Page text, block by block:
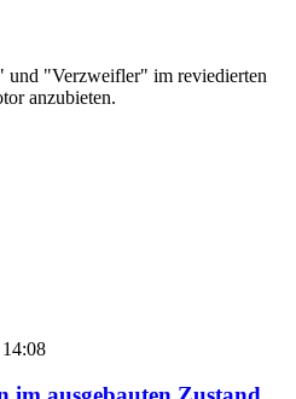
und "Verzweifler" im reviedierten
anzubieten.